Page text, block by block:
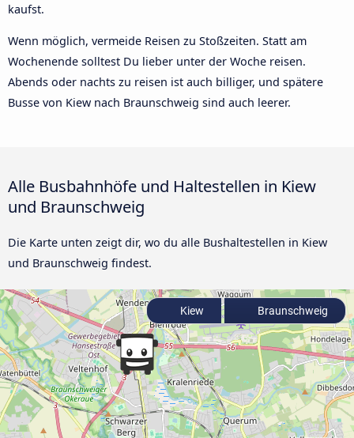
kaufst.
Wenn möglich, vermeide Reisen zu Stoßzeiten. Statt am
Wochenende solltest Du lieber unter der Woche reisen.
Abends oder nachts zu reisen ist auch billiger, und spätere
Busse von Kiew nach Braunschweig sind auch leerer.
Alle Busbahnhöfe und Haltestellen in Kiew
und Braunschweig
Die Karte unten zeigt dir, wo du alle Bushaltestellen in Kiew
und Braunschweig findest.
Kiew Braunschweig